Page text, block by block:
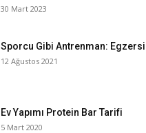
30 Mart 2023
Sporcu Gibi Antrenman:
12 Ağustos 2021
Ev Yapımı Protein Bar Tarifi
5 Mart 2020